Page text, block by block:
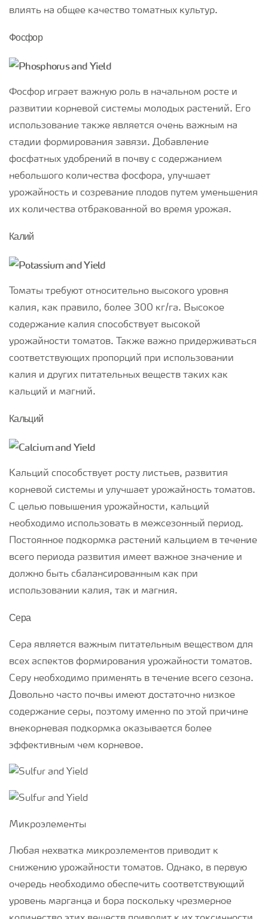
влиять на общее качество томатных культур.
Фосфор
Фосфор играет важную роль в начальном росте и
развитии корневой системы молодых растений. Его
использование также является очень важным на
стадии формирования завязи. Добавление
фосфатных удобрений в почву с содержанием
небольшого количества фосфора, улучшает
урожайность и созревание плодов путем уменьшения
их количества отбракованной во время урожая.
Калий
Томаты требуют относительно высокого уровня
калия, как правило, более 300 кг/га. Высокое
содержание калия способствует высокой
урожайности томатов. Также важно придерживаться
соответствующих пропорций при использовании
калия и других питательных веществ таких как
кальций и магний.
Кальций
Кальций способствует росту листьев, развития
корневой системы и улучшает урожайность томатов.
С целью повышения урожайности, кальций
необходимо использовать в межсезонный период.
Постоянное подкормка растений кальцием в течение
всего периода развития имеет важное значение и
должно быть сбалансированным как при
использовании калия, так и магния.
Сера
Сера является важным питательным веществом для
всех аспектов формирования урожайности томатов.
Серу необходимо применять в течение всего сезона.
Довольно часто почвы имеют достаточно низкое
содержание серы, поэтому именно по этой причине
внекорневая подкормка оказывается более
эффективным чем корневое.
Микроэлементы
Любая нехватка микроэлементов приводит к
снижению урожайности томатов. Однако, в первую
очередь необходимо обеспечить соответствующий
уровень марганца и бора поскольку чрезмерное